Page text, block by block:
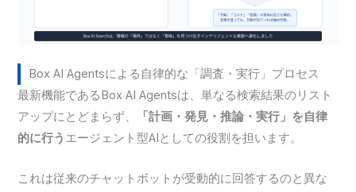
Box AI Agentsによる自律的な「調査・実行」プロセス
最新機能であるBox AI Agentsは、単なる検索結果のリスト
アップにとどまらず、
「計画・発見・推論・実行」を自律
的に行う エージェント型AIとしての役割を担います。
これは従来のチャットボットが受動的に回答するのと異な